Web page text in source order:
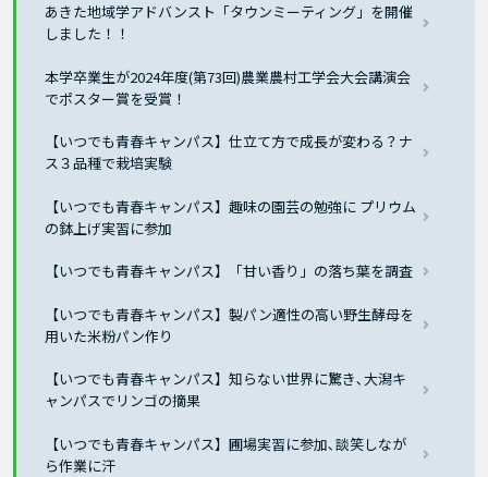
あきた地域学アドバンスト「タウンミーティング」を開催
しました！！
本学卒業生が2024年度(第73回)農業農村工学会大会講演会
でポスター賞を受賞！
【いつでも青春キャンパス】仕立て方で成長が変わる？ナ
ス３品種で栽培実験
【いつでも青春キャンパス】趣味の園芸の勉強に プリウム
の鉢上げ実習に参加
【いつでも青春キャンパス】「甘い香り」の落ち葉を調査
【いつでも青春キャンパス】製パン適性の高い野生酵母を
用いた米粉パン作り
【いつでも青春キャンパス】知らない世界に驚き､大潟キ
ャンパスでリンゴの摘果
【いつでも青春キャンパス】圃場実習に参加､談笑しなが
ら作業に汗